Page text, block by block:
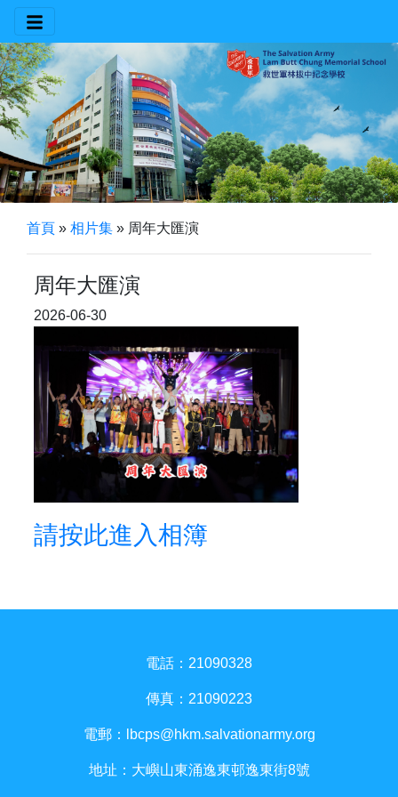
首頁 » 相片集 » 周年大匯演
周年大匯演
2026-06-30
請按此進入相簿
電話：21090328
傳真：21090223
電郵： lbcps@hkm.salvationarmy.org
地址：大嶼山東涌逸東邨逸東街8號